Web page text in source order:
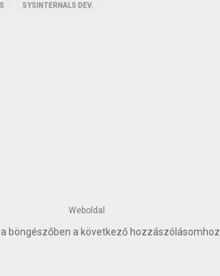
SYSINTERNALS DEV.
böngészőben a következő hozzászólásomhoz.